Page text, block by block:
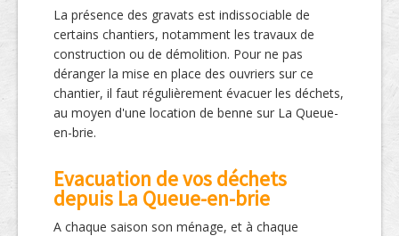
La présence des gravats est indissociable de
certains chantiers, notamment les travaux de
construction ou de démolition. Pour ne pas
déranger la mise en place des ouvriers sur ce
chantier, il faut régulièrement évacuer les déchets,
au moyen d'une location de benne sur La Queue-
en-brie.
Evacuation de vos déchets
depuis La Queue-en-brie
A chaque saison son ménage, et à chaque